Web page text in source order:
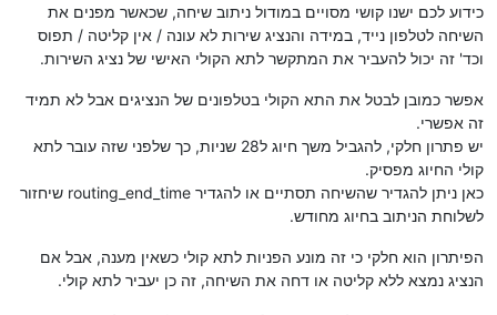
כידוע לכם ישנו קושי מסויים במודול ניתוב שיחה, שכאשר מפנים את
השיחה לטלפון נייד, במידה והנציג שירות לא עונה / אין קליטה / תפוס
וכד' זה יכול להעביר את המתקשר לתא הקולי האישי של נציג השירות.
אפשר כמובן לבטל את התא הקולי בטלפונים של הנציגים אבל לא תמיד
זה אפשרי.
יש פתרון חלקי, להגביל משך חיוג ל28 שניות, כך שלפני שזה עובר לתא
קולי החיוג מפסיק.
כאן ניתן להגדיר שהשיחה תסתיים או להגדיר routing_end_time שיחזור
לשלוחת הניתוב בחיוג מחודש.
הפיתרון הוא חלקי כי זה מונע הפניות לתא קולי כשאין מענה, אבל אם
הנציג נמצא ללא קליטה או דחה את השיחה, זה כן יעביר לתא קולי.